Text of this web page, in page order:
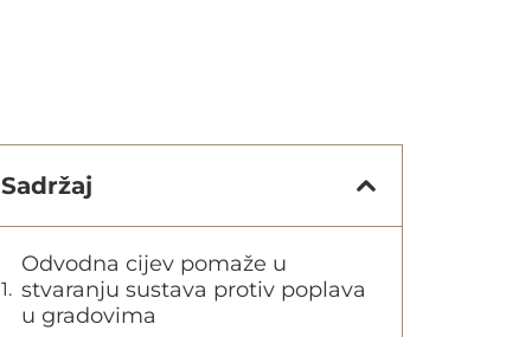
Sadržaj
Odvodna cijev pomaže u
stvaranju sustava protiv poplava
u gradovima